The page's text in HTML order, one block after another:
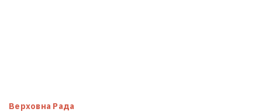
Верховна Рада